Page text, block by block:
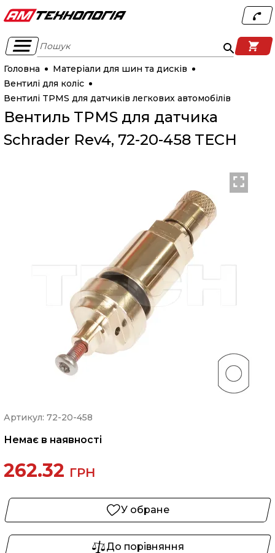
Пошук
Головна
Матеріали для шин та дисків
Вентилі для коліс
Вентилі TPMS для датчиків легкових автомобілів
Вентиль TPMS для датчика
Schrader Rev4, 72-20-458 TECH
Артикул: 72-20-458
Немає в наявності
262.32 ГРН
У обране
До порівняння